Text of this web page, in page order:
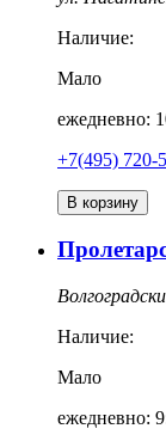
Наличие:
Мало
ежедневно:
+7(495) 720-
В корзину
Наличие:
Мало
ежедневно: